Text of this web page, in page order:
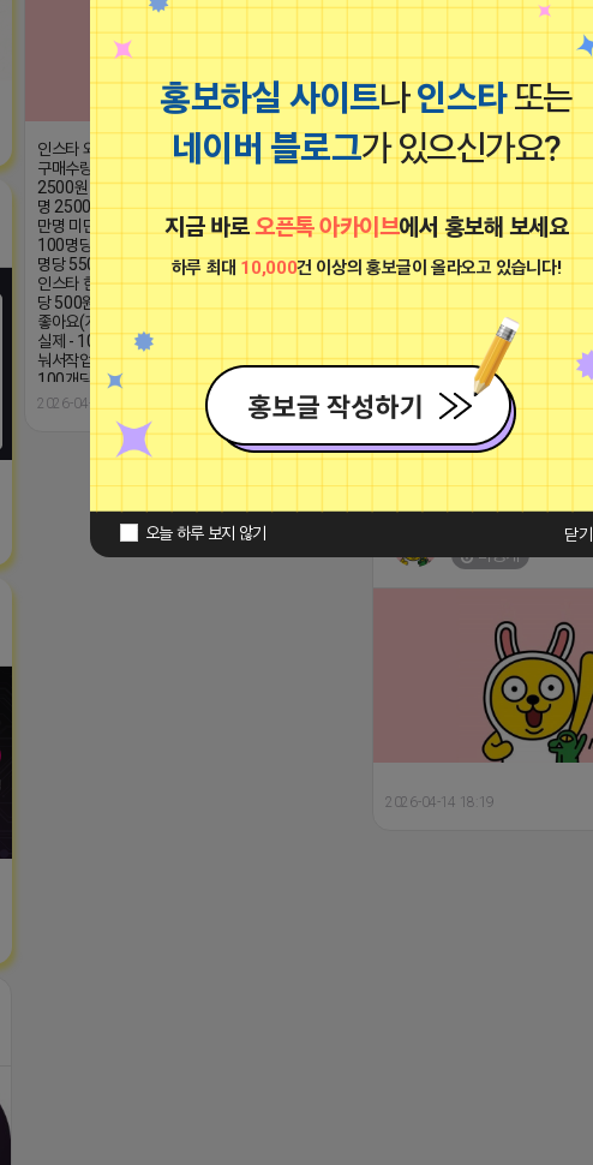
홍보하실 사이트나인스타또는
네이버 블로그가 있으신가요?
지금 바로오픈톡 아카이브에서 홍보해 보세요
하루 최대10,000건 이상의 홍보글이 올라오고 있습니다!
오늘 하루 보지 않기 닫기
인스타 외국인 팔로워 [AS기간 5일] (안정화 수량
구매수량 10%~ 추가제공) 100명 500원 500명
2500원 1000명 5천원 3000명 15000원 5000
명 25000원 7000명 35000원 1만명 - 44000원
만명 미만구매시 100명당 500원 만명 이상구매시
100명당 440원 인스타 한국인 팔로워 일반 100
명당 5500원 (느림) 실제 유사 100명당 18000원
인스타 한국인 커스텀 원하는문구/랜덤 댓글 1개
당 500원 (최소3개부터 구매가능) 인스타 한국인
좋아요(계정 최적화도움) 파워 - 100개당 2000원
실제 - 100개당 2500원 인스타 외국인 좋아요(나
눠서작업 가능) 100개당 500원 천개이상 구매시
100개당 450원 인스타 조회수 (릴스) 1000회당 -
천원 인스타 리포스트 (게시물전용) 10개당 300
원 다른 서비스 및 구매문의 편하게 문의주세요 (카
톡) 카카오톡 : jesebi
2026-04-15 14:15 댓글: 0개
청소하는 튜브
비공개
2026-04-15 12:22
비공개
2026-04-14 18:19